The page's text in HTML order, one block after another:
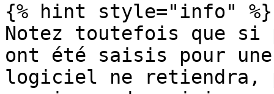
{% hint style="info" %}
Notez toutefois que si
ont été saisis pour
logiciel ne retiendra,